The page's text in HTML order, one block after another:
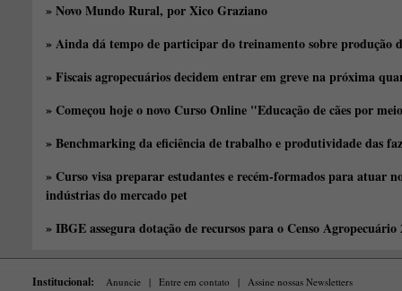
» Novo Mundo Rural, por Xico Graziano
» Ainda dá tempo de participar do treinamento sobre produção
» Fiscais agropecuários decidem entrar em greve na próxima
» Começou hoje o novo Curso Online "Educação de cães por
» Benchmarking da eficiência de trabalho e produtividade das
» Curso visa preparar estudantes e recém-formados para atuar
indústrias do mercado pet
» IBGE assegura dotação de recursos para o Censo Agropecuário
Institucional: Anuncie | Entre em contato | Assine nossas Newsletters